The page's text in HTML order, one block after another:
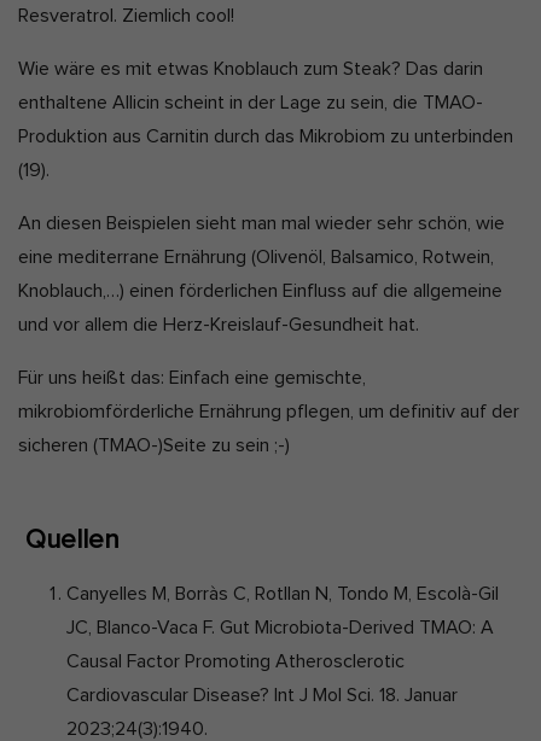
Resveratrol. Ziemlich cool!
Wie wäre es mit etwas Knoblauch zum Steak? Das darin
enthaltene Allicin scheint in der Lage zu sein, die TMAO-
Produktion aus Carnitin durch das Mikrobiom zu unterbinden
(19).
An diesen Beispielen sieht man mal wieder sehr schön, wie
eine mediterrane Ernährung (Olivenöl, Balsamico, Rotwein,
Knoblauch,…) einen förderlichen Einfluss auf die allgemeine
und vor allem die Herz-Kreislauf-Gesundheit hat.
Für uns heißt das: Einfach eine gemischte,
mikrobiomförderliche Ernährung pflegen, um definitiv auf der
sicheren (TMAO-)Seite zu sein ;-)
Quellen
Canyelles M, Borràs C, Rotllan N, Tondo M, Escolà-Gil
JC, Blanco-Vaca F. Gut Microbiota-Derived TMAO: A
Causal Factor Promoting Atherosclerotic
Cardiovascular Disease? Int J Mol Sci. 18. Januar
2023;24(3):1940.